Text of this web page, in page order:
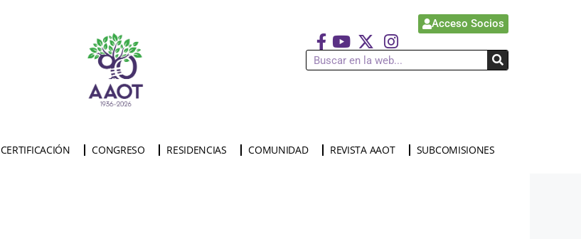
Acceso Socios
CERTIFICACIÓN CONGRESO RESIDENCIAS COMUNIDAD REVISTA AAOT SUBCOMISIONES